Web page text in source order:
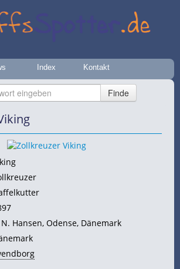
Index Kontakt
N. Hansen, Odense, Dänemark